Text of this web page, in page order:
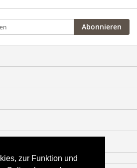
zur Funktion und
Abonnieren